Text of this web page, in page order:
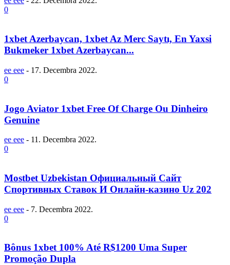
0
1xbet Azerbaycan, 1xbet Az Merc Saytı, En Yaxsi
Bukmeker 1xbet Azerbaycan...
ee eee - 17. Decembra 2022.
0
Jogo Aviator 1xbet Free Of Charge Ou Dinheiro
Genuine
ee eee - 11. Decembra 2022.
0
Mostbet Uzbekistan Официальный Сайт
Спортивных Ставок И Онлайн-казино Uz 202
ee eee - 7. Decembra 2022.
0
Bônus 1xbet 100% Até R$1200 Uma Super
Promoção Dupla